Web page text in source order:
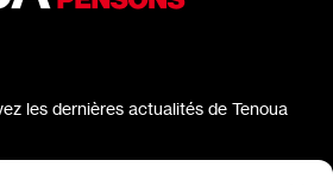
les dernières actualités de Tenoua